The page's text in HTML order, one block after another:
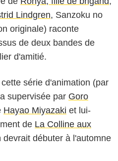
Lindgren, Sanzoku no
originale) raconte
de deux bandes de
d'amitié.
série d'animation (par
supervisée par Goro
Hayao Miyazaki et lui-
de La Colline aux
devrait débuter à l'automne